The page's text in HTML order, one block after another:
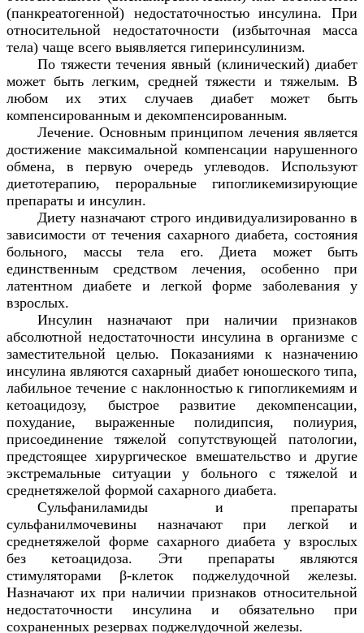
(панкреатогенной) недостаточностью инсулина. При
относительной недостаточности (избыточная масса
тела) чаще всего выявляется гиперинсулинизм.
По тяжести течения явный (клинический) диабет
может быть легким, средней тяжести и тяжелым. В
любом их этих случаев диабет может быть
компенсированным и декомпенсированным.
Лечение. Основным принципом лечения является
достижение максимальной компенсации нарушенного
обмена, в первую очередь углеводов. Используют
диетотерапию, пероральные гипогликемизирующие
препараты и инсулин.
Диету назначают строго индивидуализированно в
зависимости от течения сахарного диабета, состояния
больного, массы тела его. Диета может быть
единственным средством лечения, особенно при
латентном диабете и легкой форме заболевания у
взрослых.
Инсулин назначают при наличии признаков
абсолютной недостаточности инсулина в организме с
заместительной целью. Показаниями к назначению
инсулина являются сахарный диабет юношеского типа,
лабильное течение с наклонностью к гипогликемиям и
кетоацидозу, быстрое развитие декомпенсации,
похудание, выраженные полидипсия, полиурия,
присоединение тяжелой сопутствующей патологии,
предстоящее хирургическое вмешательство и другие
экстремальные ситуации у больного с тяжелой и
среднетяжелой формой сахарного диабета.
Сульфаниламиды и препараты
сульфанилмочевины назначают при легкой и
среднетяжелой форме сахарного диабета у взрослых
без кетоацидоза. Эти препараты являются
стимуляторами β-клеток поджелудочной железы.
Назначают их при наличии признаков относительной
недостаточности инсулина и обязательно при
сохраненных резервах поджелудочной железы.